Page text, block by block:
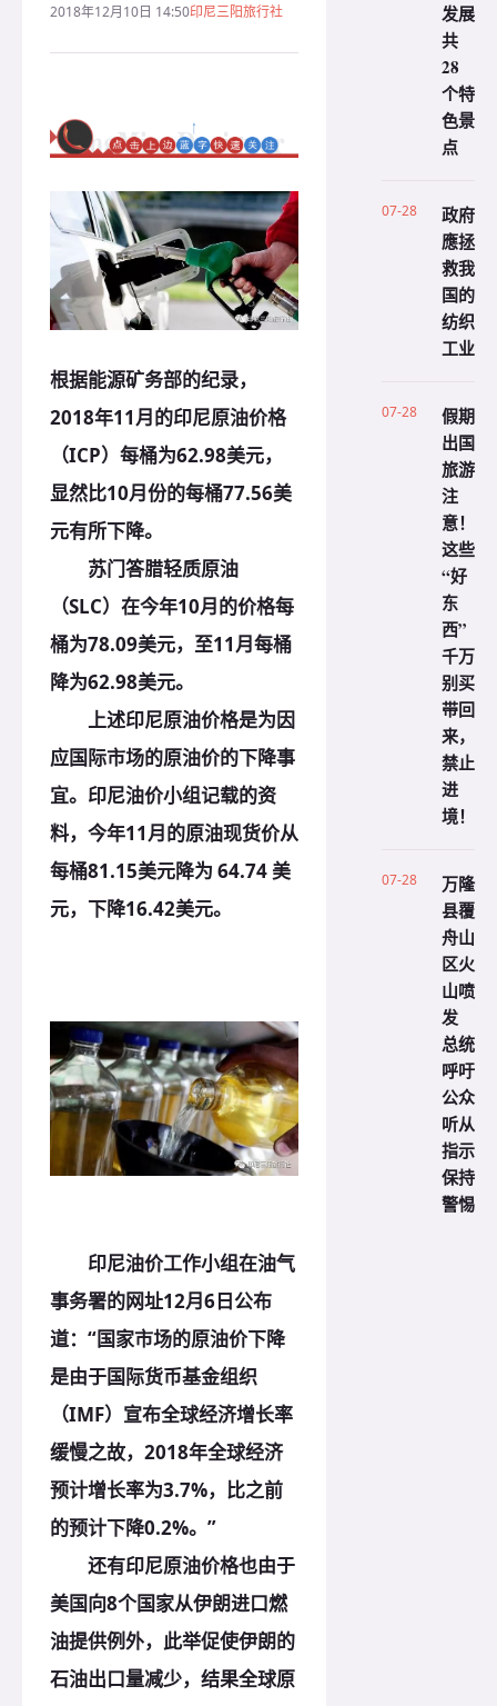
2018年12月10日 14:50印尼三阳旅行社
根据能源矿务部的纪录，
2018年11月的印尼原油价格
（ICP）每桶为62.98美元，
显然比10月份的每桶77.56美
元有所下降。
苏门答腊轻质原油
（SLC）在今年10月的价格每
桶为78.09美元，至11月每桶
降为62.98美元。
上述印尼原油价格是为因
应国际市场的原油价的下降事
宜。印尼油价小组记载的资
料，今年11月的原油现货价从
每桶81.15美元降为 64.74 美
元，下降16.42美元。
印尼油价工作小组在油气
事务署的网址12月6日公布
道：“国家市场的原油价下降
是由于国际货币基金组织
（IMF）宣布全球经济增长率
缓慢之故，2018年全球经济
预计增长率为3.7%，比之前
的预计下降0.2%。”
还有印尼原油价格也由于
美国向8个国家从伊朗进口燃
油提供例外，此举促使伊朗的
石油出口量减少，结果全球原
发展
共
28
个特
色景
点
07-28
政府
應拯
救我
国的
纺织
工业
07-28
假期
出国
旅游
注
意！
这些
“好
东
西”
千万
别买
带回
来，
禁止
进
境！
07-28
万隆
县覆
舟山
区火
山喷
发
总统
呼吁
公众
听从
指示
保持
警惕